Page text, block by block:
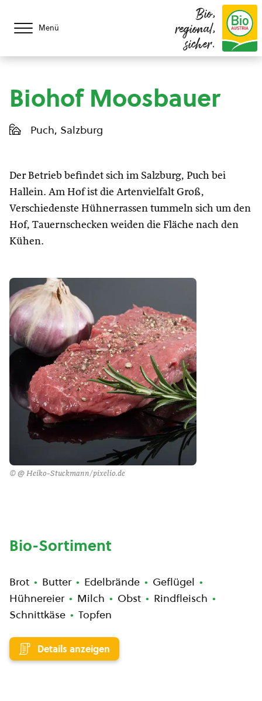
Menü
Bio,
regional,
sicher.
Biohof Moosbauer
Puch, Salzburg
Der Betrieb befindet sich im Salzburg, Puch bei
Hallein. Am Hof ist die Artenvielfalt Groß,
Verschiedenste Hühnerrassen tummeln sich um den
Hof, Tauernschecken weiden die Fläche nach den
Kühen.
© @ Heiko-Stuckmann/pixelio.de
Bio-Sortiment
Brot Butter Edelbrände
Geflügel
Hühnereier
Milch Obst
Rindfleisch
Schnittkäse
Topfen
Details anzeigen